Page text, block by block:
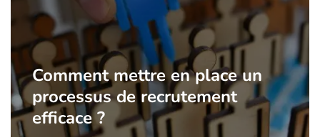
Comment mettre en place un
processus de recrutement
efficace ?